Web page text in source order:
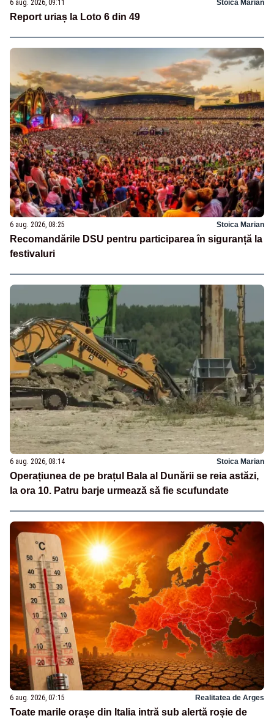
6 aug. 2026, 09:11 Stoica Marian
Report uriaș la Loto 6 din 49
6 aug. 2026, 08:25 Stoica Marian
Recomandările DSU pentru participarea în siguranță la
festivaluri
6 aug. 2026, 08:14 Stoica Marian
Operațiunea de pe brațul Bala al Dunării se reia astăzi,
la ora 10. Patru barje urmează să fie scufundate
6 aug. 2026, 07:15 Realitatea de Arges
Toate marile orașe din Italia intră sub alertă roșie de